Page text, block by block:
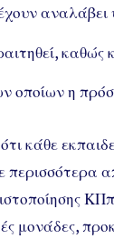
αναλάβει
καθώς
οποίων η
κάθε
περισσότερα
ΚΠπ
μονάδες,